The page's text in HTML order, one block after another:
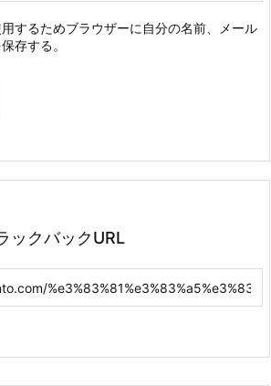
するためブラウザーに自分の名前、メール
存する。
ックバックURL